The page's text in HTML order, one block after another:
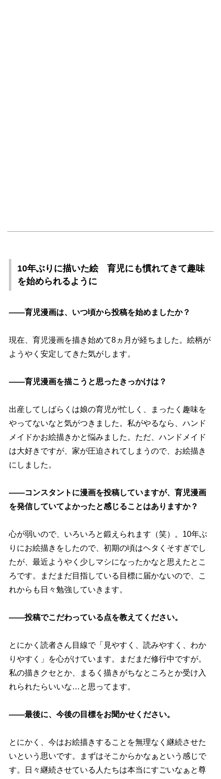
10年ぶりに描いた絵 育児にも慣れてきて趣味
を始められるように
――育児漫画は、いつ頃から投稿を始めましたか？
現在、育児漫画を描き始めて8ヵ月が経ちました。絵柄が
ようやく安定してきた気がします。
――育児漫画を描こうと思ったきっかけは？
出産してしばらくは娘の育児が忙しく、まったく趣味を
ってないなと気がつきました。私がやるなら、ハンド
メイドかお絵描きかと悩みました。ただ、ハンドメイド
は大好きですが、家が圧迫されてしまうので、お絵描き
にしました。
――コンスタントに漫画を投稿していますが、育児漫画
を発信していてよかったと感じることはありますか？
心が弱いので、いろいろと鍛えられます（笑）。10年ぶ
りにお絵描きをしたので、初期の頃はヘタくそすぎでし
たが、最近ようやく少しマシになったかなと思えたとこ
ろです。まだまだ目指している目標に届かないので、こ
れからも日々勉強していきます。
――投稿でこだわっている点を教えてください。
とにかく読者さん目線で「見やすく、読みやすく、わか
りやすく」を心がけています。まだまだ修行中ですが。
私の描きクセとか、まるく描きがちなところとか受け入
れられたらいいな…と思ってます。
――最後に、今後の目標をお聞かせください。
とにかく、今はお絵描きすることを無理なく継続させた
いという思いです。まずはそこからかなぁという感じで
す。日々継続させている人たちは本当にすごいなぁと尊